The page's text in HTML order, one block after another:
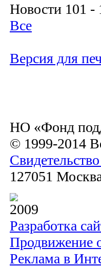
Новости 101 -
Все
Версия для
НО «Фонд
© 1999-2014
127051
2009
Разработка
Продвижение
Реклама в